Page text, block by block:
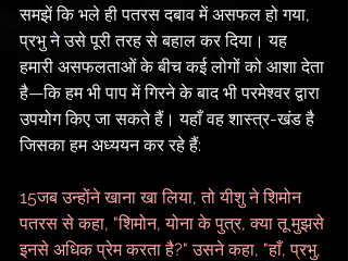
समझें कि भले ही पतरस दबाव में असफल हो गया,
प्रभु ने उसे पूरी तरह से बहाल कर दिया। यह
हमारी असफलताओं के बीच कई लोगों को आशा देता
है—कि हम भी पाप में गिरने के बाद भी परमेश्वर द्वारा
उपयोग किए जा सकते हैं। यहाँ वह शास्त्र-खंड है
जिसका हम अध्ययन कर रहे हैं:
15जब उन्होंने खाना खा लिया, तो यीशु ने शिमोन
पतरस से कहा, "शिमोन, योना के पुत्र, क्या तू मुझसे
इनसे अधिक प्रेम करता है?" उसने कहा, "हाँ, प्रभु,